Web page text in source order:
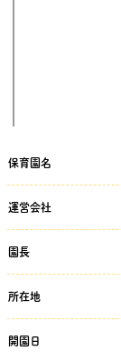
保育園名
運営会社
園長
所在地
開園日